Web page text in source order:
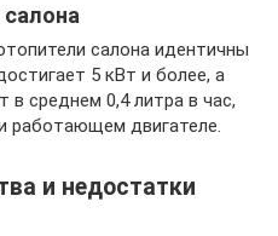
салона идентичны
5 кВт и более, а
в среднем 0,4 литра в час,
работающем двигателе.
и недостатки